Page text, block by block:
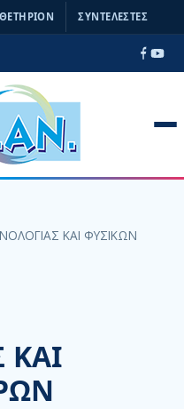
ΣΥΝΤΕΛΕΣΤΕΣ
Επιτροπή
ΚΑΙ ΦΥΣΙΚΩΝ
ΚΑΙ